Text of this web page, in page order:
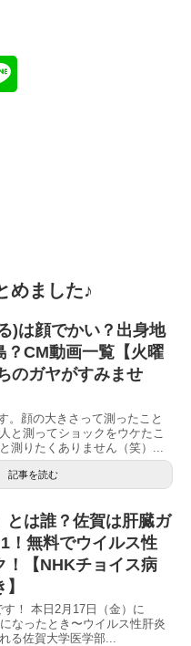
めました♪
)は顔でかい？出身地
？CM動画一覧【火曜
のガヤがすみませ
。顔の大きさって測ったこと
と測ってショックをウケたこ
測りたくありません（笑）...
記事を読む
とは誰？佐賀は肝臓ガ
！無料でウイルス性
！【NHKチョイス病
！ 本日2月17日（金）に
なったとき〜ウイルス性肝炎
る佐賀大学医学部...